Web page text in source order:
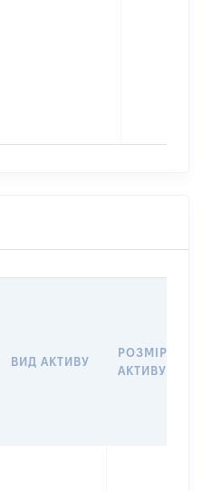
ВИД АКТИВУ
РОЗМІР
АКТИВУ